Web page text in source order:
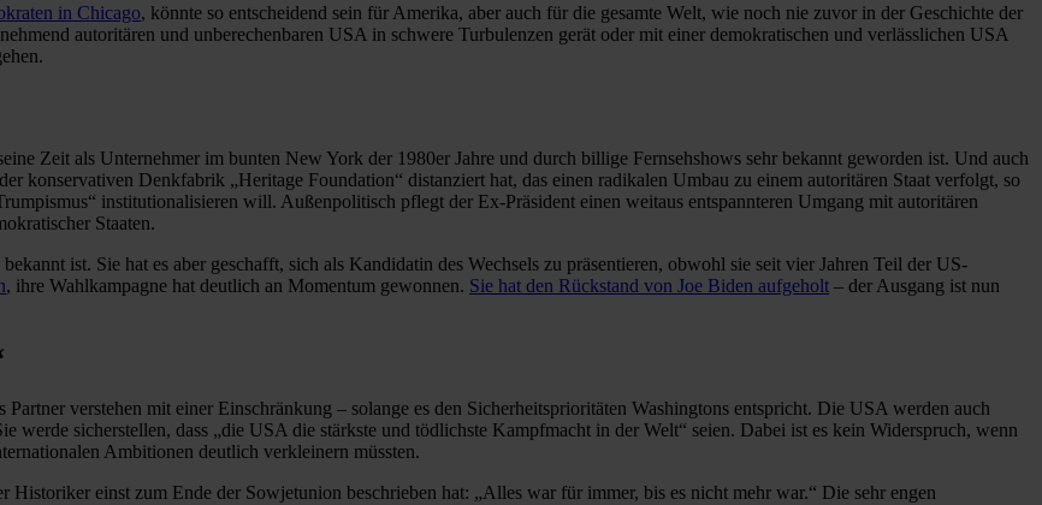
in Chicago, könnte so entscheidend sein für Amerika, aber auch für die gesamte Welt, wie noch nie zuvor in der Geschichte der
autoritären und unberechenbaren USA in schwere Turbulenzen gerät oder mit einer demokratischen und verlässlichen USA
Zeit als Unternehmer im bunten New York der 1980er Jahre und durch billige Fernsehshows sehr bekannt geworden ist. Und auch
konservativen Denkfabrik „Heritage Foundation“ distanziert hat, das einen radikalen Umbau zu einem autoritären Staat verfolgt, so
institutionalisieren will. Außenpolitisch pflegt der Ex-Präsident einen weitaus entspannteren Umgang mit autoritären
Staaten.
ist. Sie hat es aber geschafft, sich als Kandidatin des Wechsels zu präsentieren, obwohl sie seit vier Jahren Teil der US-
, ihre Wahlkampagne hat deutlich an Momentum gewonnen. Sie hat den Rückstand von Joe Biden aufgeholt – der Ausgang ist nun
verstehen mit einer Einschränkung – solange es den Sicherheitsprioritäten Washingtons entspricht. Die USA werden auch
werde sicherstellen, dass „die USA die stärkste und tödlichste Kampfmacht in der Welt“ seien. Dabei ist es kein Widerspruch, wenn
Ambitionen deutlich verkleinern müssten.
Historiker einst zum Ende der Sowjetunion beschrieben hat: „Alles war für immer, bis es nicht mehr war.“ Die sehr engen